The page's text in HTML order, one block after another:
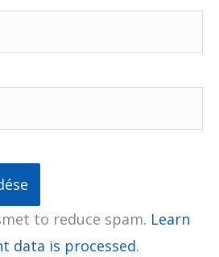
to reduce spam. Learn
data is processed.